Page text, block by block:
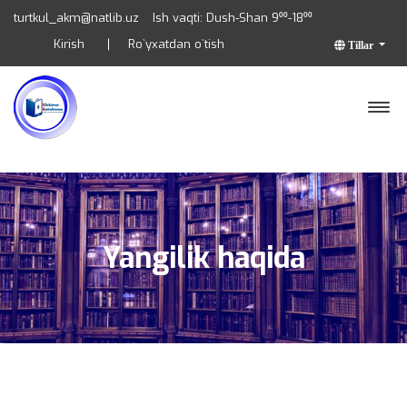
turtkul_akm@natlib.uz Ish vaqti: Dush-Shan 9⁰⁰-18⁰⁰
Tillar
Kirish Ro`yxatdan o`tish
Yangilik haqida